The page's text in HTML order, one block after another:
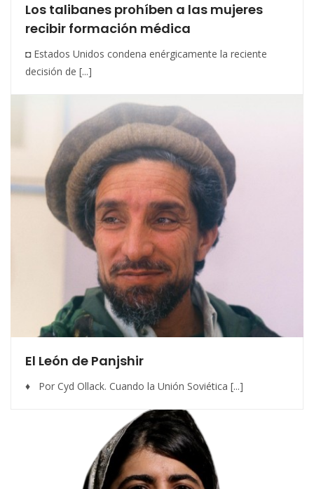
Los talibanes prohíben a las mujeres
recibir formación médica
◘ Estados Unidos condena enérgicamente la reciente
decisión de [...]
El León de Panjshir
♦ Por Cyd Ollack. Cuando la Unión Soviética [...]